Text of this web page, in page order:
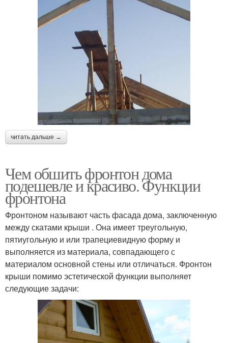
читать дальше →
Чем обшить фронтон дома
подешевле и красиво. Функции
фронтона
Фронтоном называют часть фасада дома, заключенную
между скатами крыши . Она имеет треугольную,
пятиугольную и или трапециевидную форму и
выполняется из материала, совпадающего с
материалом основной стены или отличаться. Фронтон
крыши помимо эстетической функции выполняет
следующие задачи: